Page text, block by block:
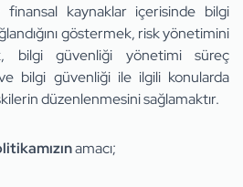
finansal kaynaklar içerisinde bilgi
göstermek, risk yönetimini
bilgi güvenliği yönetimi süreç
bilgi güvenliği ile ilgili konularda
düzenlenmesini sağlamaktır.
amacı;